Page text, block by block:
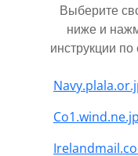
Выберите
ниже и
инструкции
Co1.wind.ne.jp